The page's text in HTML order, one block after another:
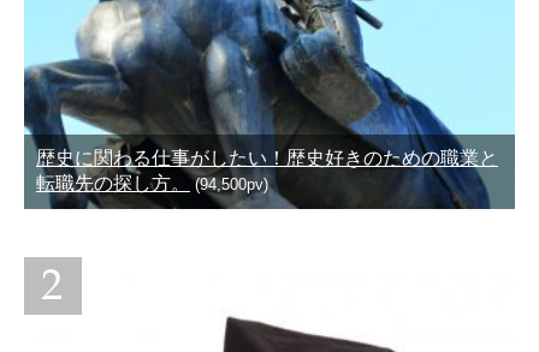
歴史に関わる仕事がしたい！歴史好きのための職業と
転職先の探し方。
(94,500pv)